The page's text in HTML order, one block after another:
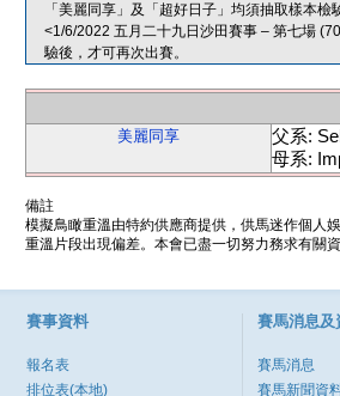
「美麗同享」及「超好日子」均須抽取樣本檢
<1/6/2022 五月二十九日沙田賽事 – 第七場
驗後，才可再次出賽。
美麗同享
父系:
母系:
備註
模擬鳥瞰重溫由特約供應商提供，供馬迷作個人
重溫片段出現偏差。本會已盡一切努力務求有關
賽事資料
報名表
排位表(本地)
賽馬消息及
賽馬消息
賽馬新聞資